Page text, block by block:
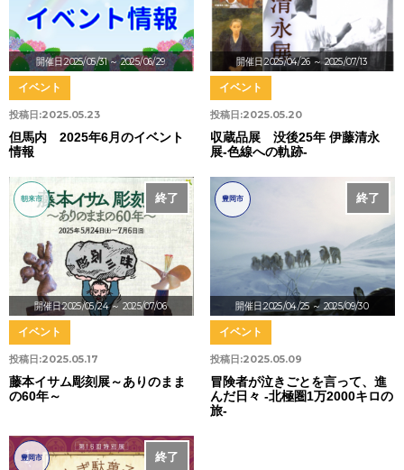
開催日:2025/05/31～ 2025/06/29
投稿日:2025.05.23
イベント
但馬内 2025年6月のイベント
情報
開催日:2025/04/26 ～ 2025/07/13
投稿日:2025.05.20
イベント
収蔵品展 没後25年 伊藤清永
展-色線への軌跡-
開催日:2025/05/24～ 2025/07/06
終了
朝来市
投稿日:2025.05.17
イベント
藤本イサム彫刻展～ありのまま
の60年～
開催日:2025/04/25～ 2025/09/30
終了
豊岡市
投稿日:2025.05.09
イベント
冒険者が泣きごとを言って、進
んだ日々 -北極圏1万2000キロの
旅-
終了
豊岡市